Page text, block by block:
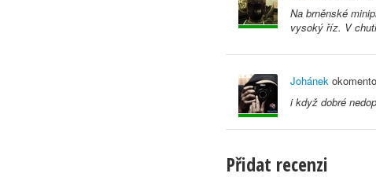
Na brněnské
vysoký říz. V
Johánek
i když dobré
Přidat recenzi